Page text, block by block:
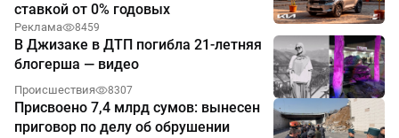
ставкой от 0% годовых
Реклама 8459
В Джизаке в ДТП погибла 21-летняя
блогерша — видео
Происшествия 8307
Присвоено 7,4 млрд сумов: вынесен
приговор по делу об обрушении